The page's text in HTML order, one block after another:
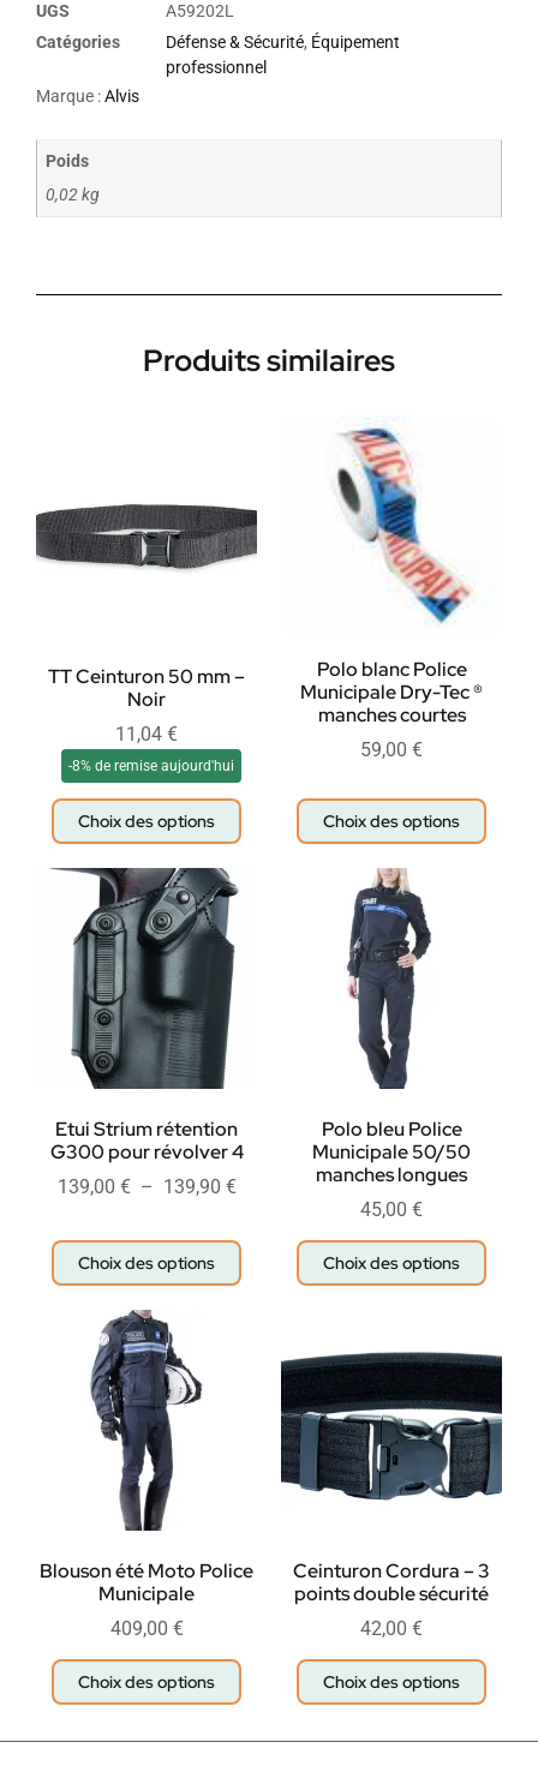
UGS
A59202L
Catégories
Défense & Sécurité, Équipement
professionnel
Marque :Alvis
Poids
0,02 kg
Produits similaires
TT Ceinturon 50 mm –
Noir
11,04 €
-8% de remise aujourd'hui
Choix des options
Polo blanc Police
Municipale Dry-Tec ®
manches courtes
59,00 €
Choix des options
Etui Strium rétention
G300 pour révolver 4
139,00 € – 139,90 €
Choix des options
Polo bleu Police
Municipale 50/50
manches longues
45,00 €
Choix des options
Blouson été Moto Police
Municipale
409,00 €
Choix des options
Ceinturon Cordura – 3
points double sécurité
42,00 €
Choix des options